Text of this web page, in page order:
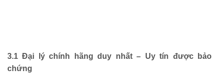
3.1 Đại lý chính hãng duy nhất – Uy tín được bảo
chứng